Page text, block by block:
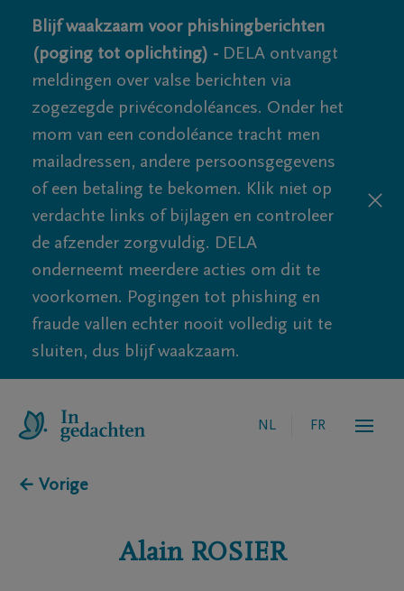
Blijf waakzaam voor phishingberichten
(poging tot oplichting) - DELA ontvangt
meldingen over valse berichten via
zogezegde privécondoléances. Onder het
mom van een condoléance tracht men
mailadressen, andere persoonsgegevens
of een betaling te bekomen. Klik niet op
verdachte links of bijlagen en controleer
de afzender zorgvuldig. DELA
onderneemt meerdere acties om dit te
voorkomen. Pogingen tot phishing en
fraude vallen echter nooit volledig uit te
sluiten, dus blijf waakzaam.
NL FR
← Vorige
Alain ROSIER